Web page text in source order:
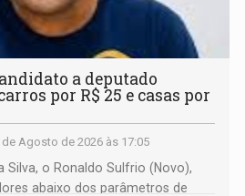
a deputado
por R$ 25 e casas por
de Agosto de 2026 às 17:05
Silva, o Ronaldo Sulfrio (Novo),
abaixo dos parâmetros de